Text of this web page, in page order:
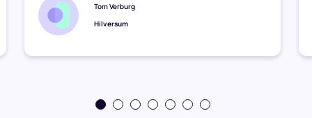
Tom Verburg
Hilversum